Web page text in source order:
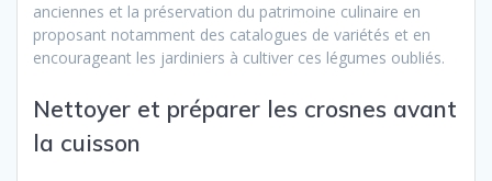
anciennes et la préservation du patrimoine culinaire en
proposant notamment des catalogues de variétés et en
encourageant les jardiniers à cultiver ces légumes oubliés.
Nettoyer et préparer les crosnes avant
la cuisson